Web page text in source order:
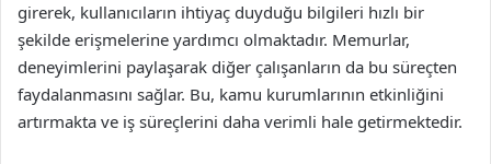
girerek, kullanıcıların ihtiyaç duyduğu bilgileri hızlı bir
şekilde erişmelerine yardımcı olmaktadır. Memurlar,
deneyimlerini paylaşarak diğer çalışanların da bu süreçten
faydalanmasını sağlar. Bu, kamu kurumlarının etkinliğini
artırmakta ve iş süreçlerini daha verimli hale getirmektedir.